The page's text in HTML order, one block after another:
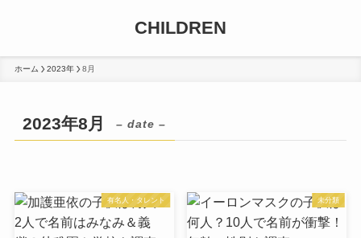
CHILDREN
ホーム 2023年 8月
2023年8月 – date –
有名人・タレント 未分類